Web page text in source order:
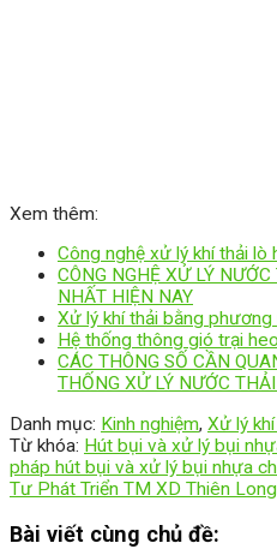
Xem thêm:
Công nghệ xử lý khí thải lò
CÔNG NGHỆ XỬ LÝ
NHẤT HIỆN NAY
Xử lý khí thải bằng
Hệ thống thông gió trại heo
CÁC THÔNG SỐ CẦN
THỐNG XỬ LÝ NƯỚC
Danh mục: Kinh nghiệm, Xử lý
Từ khóa: Hút bụi và xử lý bụi
pháp hút bụi và xử lý bụi nhựa
Tư Phát Triển TM XD Thiên Long
Bài viết cùng chủ đề: